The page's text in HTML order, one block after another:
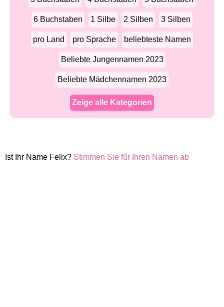
6 Buchstaben 1 Silbe 2 Silben 3 Silben
pro Land pro Sprache beliebteste Namen
Beliebte Jungennamen 2023
Beliebte Mädchennamen 2023
Zeige alle Kategorien
Ist Ihr Name Felix? Stimmen Sie für Ihren Namen ab